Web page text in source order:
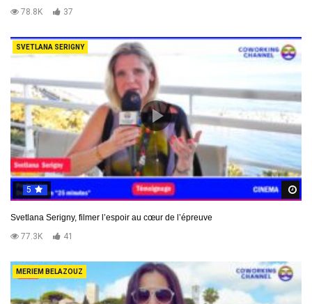
78.8K
37
SVETLANA SERIGNY
5
Svetlana Serigny, filmer l’espoir au cœur de l’épreuve
77.3K
41
MERIEM BELAZOUZ